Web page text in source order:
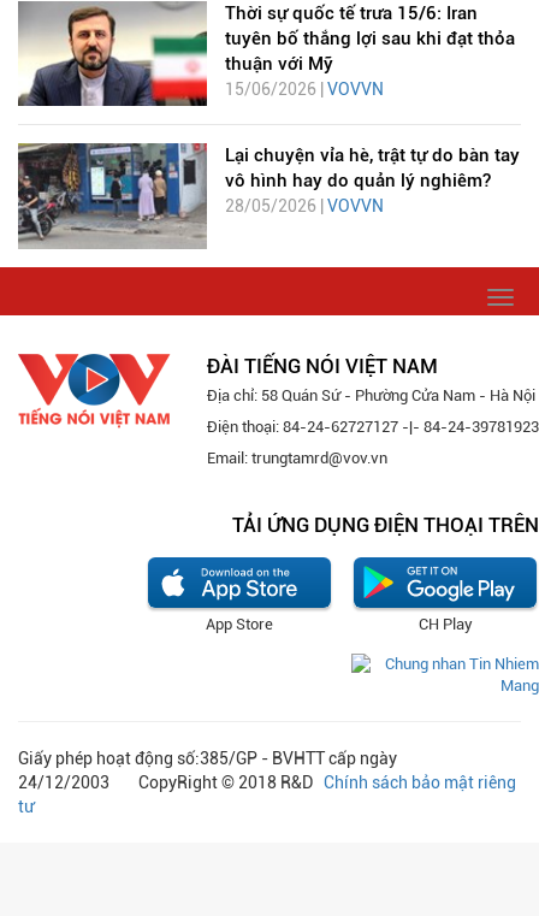
Thời sự quốc tế trưa 15/6: Iran
tuyên bố thắng lợi sau khi đạt thỏa
thuận với Mỹ
15/06/2026 |VOVVN
Lại chuyện vỉa hè, trật tự do bàn tay
vô hình hay do quản lý nghiêm?
28/05/2026 | VOVVN
ĐÀI TIẾNG NÓI VIỆT NAM
Địa chỉ: 58 Quán Sứ - Phường Cửa Nam - Hà Nội
Điện thoại: 84-24-62727127 -|- 84-24-39781923
Email: trungtamrd@vov.vn
TẢI ỨNG DỤNG ĐIỆN THOẠI TRÊN
CH Play
App Store
Giấy phép hoạt động số:385/GP - BVHTT cấp ngày
24/12/2003 CopyRight © 2018 R&D Chính sách bảo mật riêng
tư